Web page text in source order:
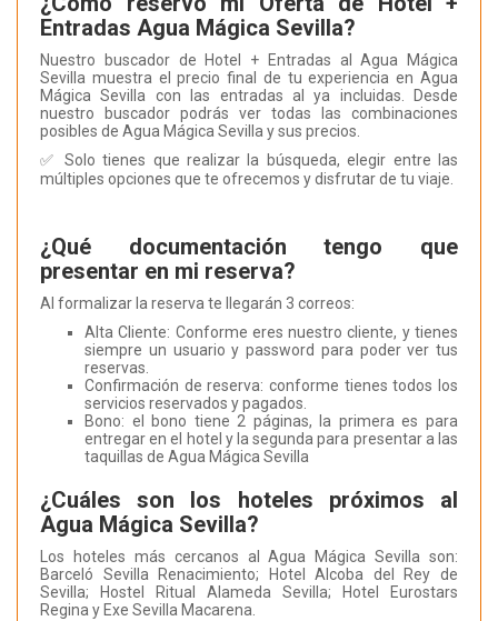
Entradas Agua Mágica Sevilla?
Nuestro buscador de Hotel + Entradas al Agua Mágica
Sevilla muestra el precio final de tu experiencia en Agua
Mágica Sevilla con las entradas al ya incluidas. Desde
nuestro buscador podrás ver todas las combinaciones
posibles de Agua Mágica Sevilla y sus precios.
✅ Solo tienes que realizar la búsqueda, elegir entre las
múltiples opciones que te ofrecemos y disfrutar de tu viaje.
¿Qué documentación tengo que
presentar en mi reserva?
Al formalizar la reserva te llegarán 3 correos:
Alta Cliente: Conforme eres nuestro cliente, y tienes
siempre un usuario y password para poder ver tus
reservas.
Confirmación de reserva: conforme tienes todos los
servicios reservados y pagados.
Bono: el bono tiene 2 páginas, la primera es para
entregar en el hotel y la segunda para presentar a las
taquillas de Agua Mágica Sevilla
¿Cuáles son los hoteles próximos al
Agua Mágica Sevilla?
Los hoteles más cercanos al Agua Mágica Sevilla son:
Barceló Sevilla Renacimiento; Hotel Alcoba del Rey de
Sevilla; Hostel Ritual Alameda Sevilla; Hotel Eurostars
Regina y Exe Sevilla Macarena.